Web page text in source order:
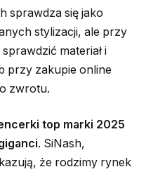
sprawdza się jako
stylizacji, ale przy
materiał i
przy zakupie online
zwrotu.
top marki 2025
. SiNash,
że rodzimy rynek